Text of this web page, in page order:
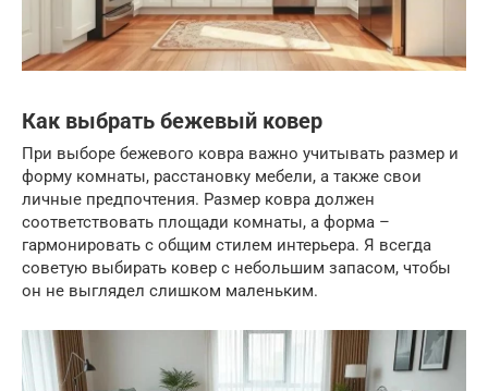
Как выбрать бежевый ковер
При выборе бежевого ковра важно учитывать размер и
форму комнаты, расстановку мебели, а также свои
личные предпочтения. Размер ковра должен
соответствовать площади комнаты, а форма –
гармонировать с общим стилем интерьера. Я всегда
советую выбирать ковер с небольшим запасом, чтобы
он не выглядел слишком маленьким.